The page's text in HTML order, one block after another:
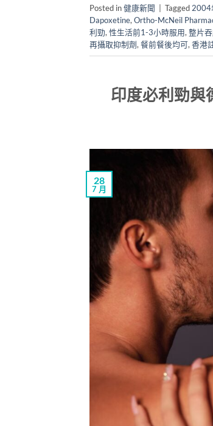
Posted in健康新聞 Tagged2004
Dapoxetine,Ortho-McNeil
利勁,性生活前1-3小時服用,整片
再攝取抑制劑,餐前餐後均可,香港
印度必利勁與
28
7 月